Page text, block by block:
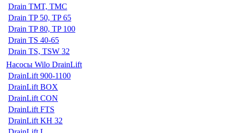
Drain TMT, TMC
Drain TP 50, TP 65
Drain TP 80, TP 100
Drain TS 40-65
Drain TS, TSW 32
Насосы Wilo DrainLift
DrainLift 900-1100
DrainLift BOX
DrainLift CON
DrainLift FTS
DrainLift KH 32